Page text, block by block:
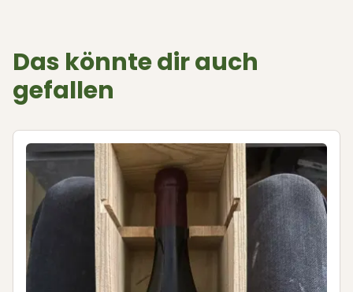
Das könnte dir auch
gefallen